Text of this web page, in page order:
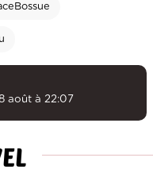
août à 22:07